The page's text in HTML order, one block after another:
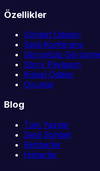
Özellikler
Sohbet Odaları
Sesli Konferans
Görüntülü Görüşme
Story Paylaşım
Kişisel Odalar
Oyunlar
Blog
Tüm Yazılar
Sesli Sohbet
Rehberler
Haberler